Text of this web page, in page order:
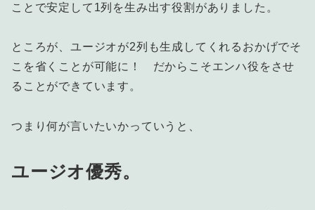
ことで安定して1列を生み出す役割がありました。
ところが、ユージオが2列も生成してくれるおかげでそ
こを省くことが可能に！ だからこそエンハ役をさせ
ることができています。
つまり何が言いたいかっていうと、
ユージオ優秀。